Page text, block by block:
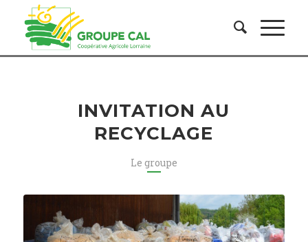
INVITATION AU
RECYCLAGE
Le groupe